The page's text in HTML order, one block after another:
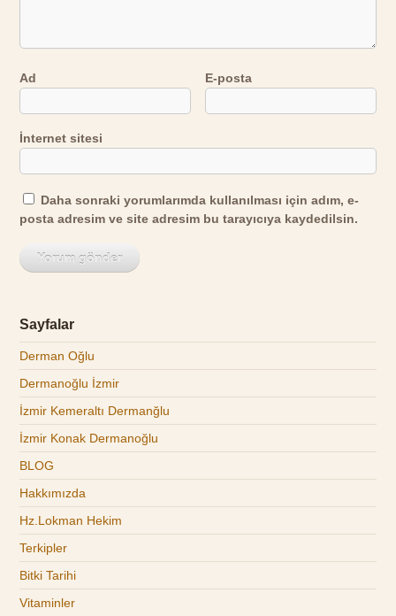
Ad E-posta
İnternet sitesi
Daha sonraki yorumlarımda kullanılması için adım, e-
posta adresim ve site adresim bu tarayıcıya kaydedilsin.
Sayfalar
Derman Oğlu
Dermanoğlu İzmir
İzmir Kemeraltı Dermanğlu
İzmir Konak Dermanoğlu
BLOG
Hakkımızda
Hz.Lokman Hekim
Terkipler
Bitki Tarihi
Vitaminler